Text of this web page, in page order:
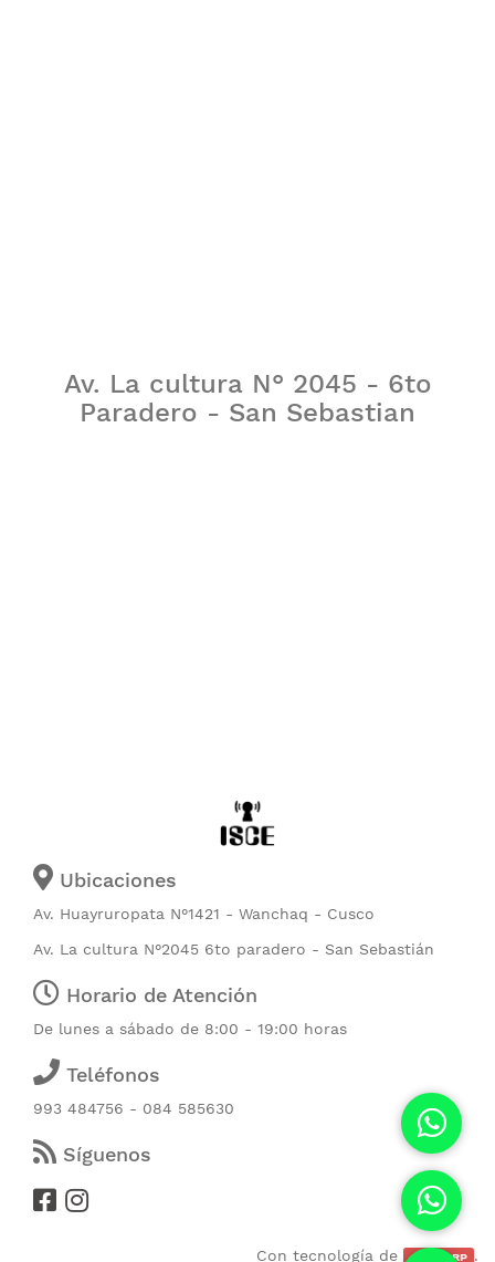
Av. La cultura N° 2045 - 6to
Paradero - San Sebastian
Ubicaciones
Av. Huayruropata N°1421 - Wanchaq - Cusco
Av. La cultura N°2045 6to paradero - San Sebastián
Horario de Atención
De lunes a sábado de 8:00 - 19:00 horas
Teléfonos
993 484756 - 084 585630
Síguenos
Con tecnología de CubicERP .